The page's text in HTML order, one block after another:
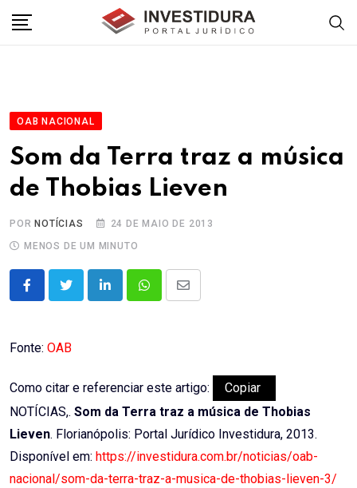
OAB NACIONAL
Som da Terra traz a música
de Thobias Lieven
POR NOTÍCIAS
24 DE MAIO DE 2013
MENOS DE UM MINUTO
LinkedInWhatsappShare
Fonte: OAB
Como citar e referenciar este artigo:
Copiar
NOTÍCIAS,. Som da Terra traz a música de Thobias
Lieven. Florianópolis: Portal Jurídico Investidura, 2013.
Disponível em: https://investidura.com.br/noticias/oab-
nacional/som-da-terra-traz-a-musica-de-thobias-lieven-3/